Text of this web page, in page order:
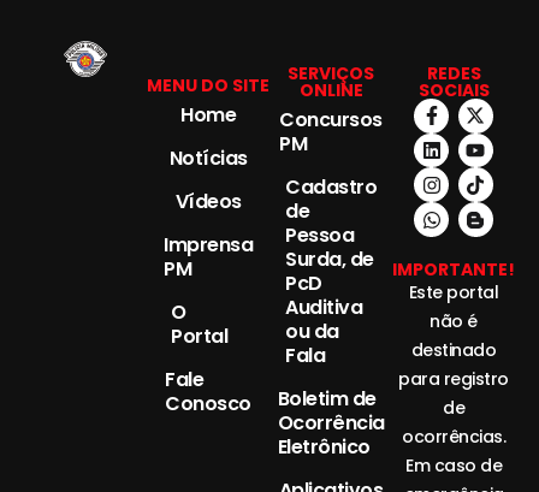
MENU DO SITE
Home
Notícias
Vídeos
Imprensa
PM
O
Portal
Fale
Conosco
SERVIÇOS
ONLINE
Concursos
PM
Cadastro
de
Pessoa
Surda, de
PcD
Auditiva
ou da
Fala
Boletim de
Ocorrência
Eletrônico
REDES
SOCIAIS
IMPORTANTE!
Este portal
não é
destinado
para registro
de
ocorrências.
Em caso de